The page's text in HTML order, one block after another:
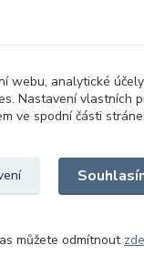
Diáře
webu, analytické
Nastavení vlastních
ve spodní části
můžete odmítnout zde